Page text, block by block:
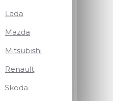
Lada
Mazda
Mitsubishi
Renault
Skoda